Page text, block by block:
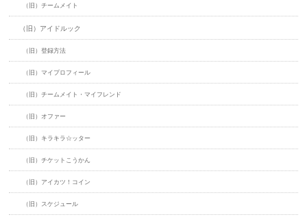
（旧）チームメイト
（旧）アイドルック
（旧）登録方法
（旧）マイプロフィール
（旧）チームメイト・マイフレンド
（旧）オファー
（旧）キラキラ☆ッター
（旧）チケットこうかん
（旧）アイカツ！コイン
（旧）スケジュール